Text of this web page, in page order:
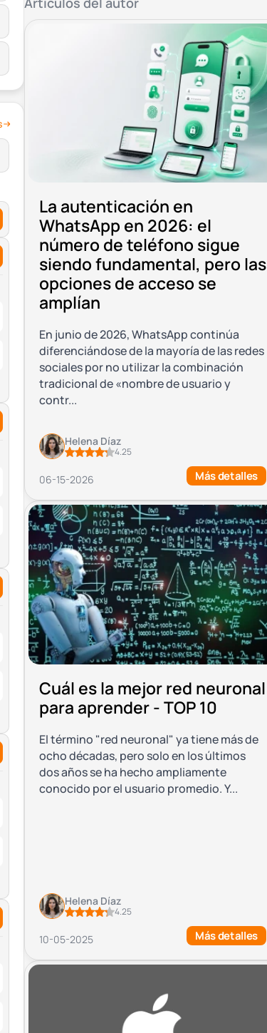
La autenticación en
WhatsApp en 2026: el
número de teléfono sigue
siendo fundamental, pero las
opciones de acceso se
amplían
En junio de 2026, WhatsApp continúa
diferenciándose de la mayoría de las redes
sociales por no utilizar la combinación
tradicional de «nombre de usuario y
contr...
Helena Díaz
4.25
06-15-2026 Más detalles
Cuál es la mejor red neuronal
para aprender - TOP 10
El término "red neuronal" ya tiene más de
ocho décadas, pero solo en los últimos
dos años se ha hecho ampliamente
conocido por el usuario promedio. Y...
Helena Díaz
4.25
10-05-2025 Más detalles